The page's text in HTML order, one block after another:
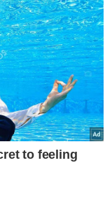
dan ke
Pinang
sulung